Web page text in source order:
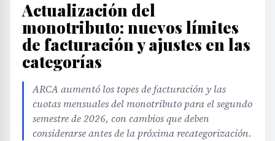
Actualización del
monotributo: nuevos límites
de facturación y ajustes en las
categorías
ARCA aumentó los topes de facturación y las
cuotas mensuales del monotributo para el segundo
semestre de 2026, con cambios que deben
considerarse antes de la próxima recategorización.